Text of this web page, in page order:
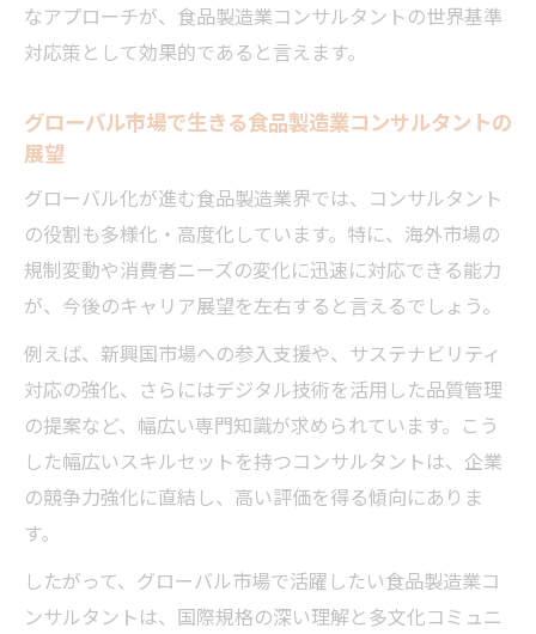
なアプローチが、食品製造業コンサルタントの世界基準
対応策として効果的であると言えます。
グローバル市場で生きる食品製造業コンサルタントの
展望
グローバル化が進む食品製造業界では、コンサルタント
の役割も多様化・高度化しています。特に、海外市場の
規制変動や消費者ニーズの変化に迅速に対応できる能力
が、今後のキャリア展望を左右すると言えるでしょう。
例えば、新興国市場への参入支援や、サステナビリティ
対応の強化、さらにはデジタル技術を活用した品質管理
の提案など、幅広い専門知識が求められています。こう
した幅広いスキルセットを持つコンサルタントは、企業
の競争力強化に直結し、高い評価を得る傾向にありま
す。
したがって、グローバル市場で活躍したい食品製造業コ
ンサルタントは、国際規格の深い理解と多文化コミュニ